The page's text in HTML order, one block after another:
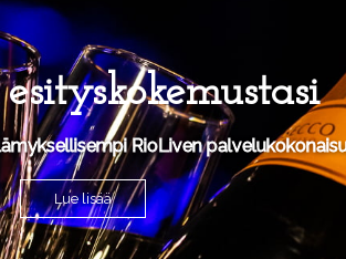
RioLiven
Lue lisää